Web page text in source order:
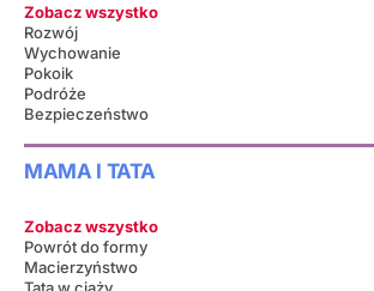
Zobacz wszystko
Rozwój
Wychowanie
Pokoik
Podróże
Bezpieczeństwo
MAMA I TATA
Zobacz wszystko
Powrót do formy
Macierzyństwo